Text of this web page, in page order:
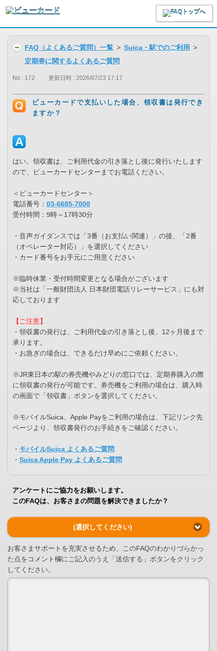
FAQ（よくあるご質問）一覧 > Suica・駅でのご利用 >
定期券に関するよくあるご質問
No : 172 更新日時 : 2026/07/23 17:17
ビューカードで支払いした場合、領収書は発行でき
ますか？
はい。領収書は、ご利用代金の引き落とし後に発行いたします
ので、ビューカードセンターまでお電話ください。
＜ビューカードセンター＞
電話番号： 03-6685-7000
受付時間：9時～17時30分
・音声ガイダンスでは「3番（お支払い関連）」の後、「2番
（オペレーター対応）」を選択してください
・カード番号をお手元にご用意ください
※臨時休業・受付時間変更となる場合がございます
※当社は「一般財団法人 日本財団電話リレーサービス」にも対
応しております
【ご注意】
・領収書の発行は、ご利用代金の引き落とし後、12ヶ月後まで
承ります。
・お急ぎの場合は、できるだけ早めにご依頼ください。
※JR東日本の駅の券売機やみどりの窓口では、定期券購入の際
に領収書の発行が可能です。券売機をご利用の場合は、購入時
の画面で「領収書」ボタンを選択してください。
※モバイルSuica、Apple Payをご利用の場合は、下記リンク先
ページより、領収書発行のお手続きをご確認ください。
・ モバイルSuica よくあるご質問
・ Suica Apple Pay よくあるご質問
アンケートにご協力をお願いします。
このFAQは、お客さまの問題を解決できましたか？
(選択してください)
お客さまサポートを充実させるため、このFAQのわかりづらかっ
た点をコメント欄にご記入のうえ「送信する」ボタンをクリック
してください。